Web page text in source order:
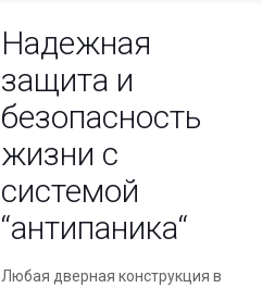
Надежная
защита и
безопасность
жизни с
системой
“антипаника“
Любая дверная конструкция в